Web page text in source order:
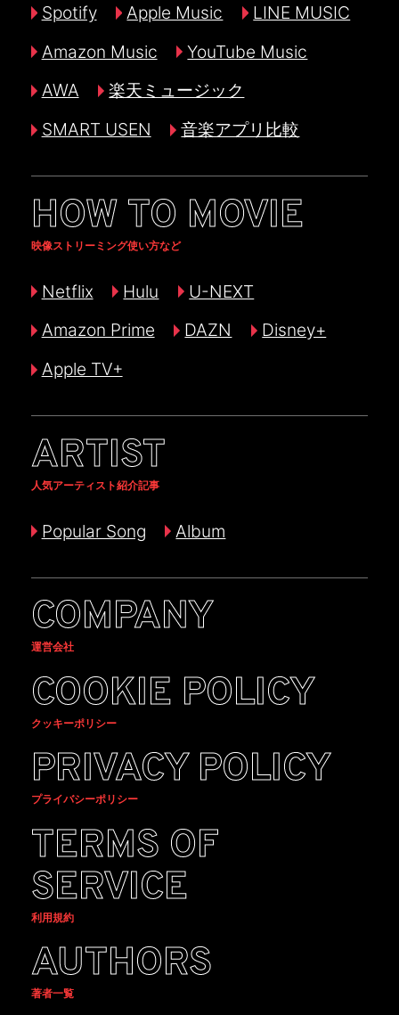
Spotify Apple Music
LINE MUSIC
Amazon Music
YouTube Music
AWA
楽天ミュージック
SMART USEN
音楽アプリ比較
HOW TO MOVIE
映像ストリーミング使い方など
Netflix Hulu
U-NEXT
Amazon Prime
DAZN
Disney+
Apple TV+
ARTIST
人気アーティスト紹介記事
Popular Song Album
COMPANY
運営会社
COOKIE POLICY
クッキーポリシー
PRIVACY POLICY
プライバシーポリシー
TERMS OF
SERVICE
利用規約
AUTHORS
著者一覧